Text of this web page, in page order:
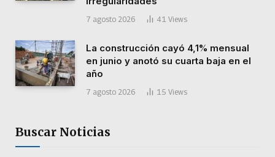
7 agosto 2026 41 Views
La construcción cayó 4,1% mensual
en junio y anotó su cuarta baja en el
año
7 agosto 2026 15 Views
Buscar Noticias